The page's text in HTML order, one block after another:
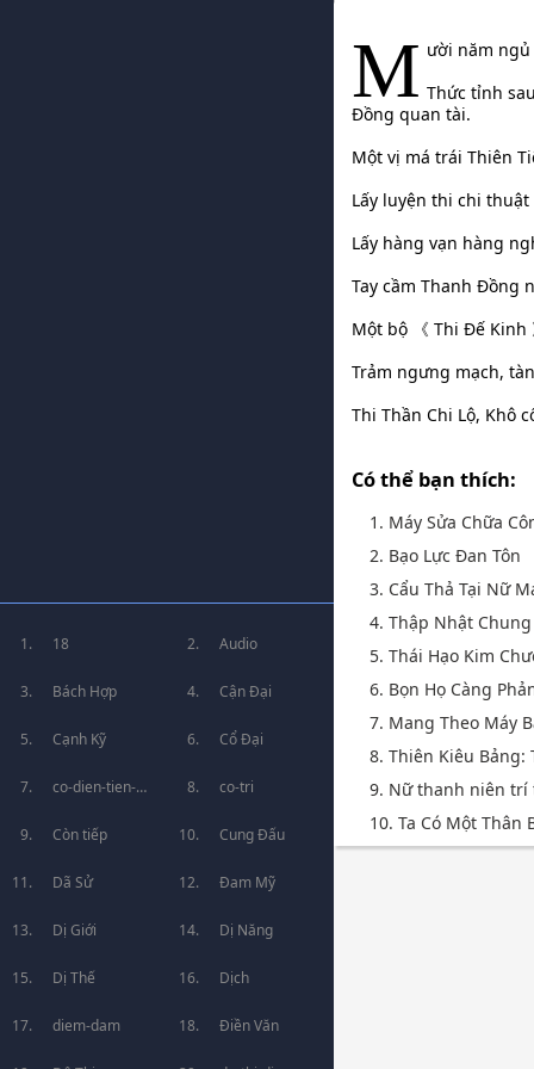
18 Audio
Bách Hợp Cận Đại
Cạnh Kỹ Cổ Đại
co-dien-tien-
hiep
co-tri
Còn tiếp Cung Đấu
Dã Sử Đam Mỹ
Dị Giới Dị Năng
Dị Thế Dịch
diem-dam Điền Văn
M ười năm
Thức tỉnh
Đồng quan tài.
Một vị má trái Thiên
Lấy luyện thi chi
Lấy hàng vạn hàng
Tay cầm Thanh Đồng
Một bộ 《 Thi Đế Kinh
Trảm ngưng mạch,
Thi Thần Chi Lộ, Khô
Có thể bạn thích:
1. Máy Sửa Chữa
2. Bạo Lực Đan Tôn
3. Cẩu Thả Tại Nữ
4. Thập Nhật Chung
5. Thái Hạo Kim
6. Bọn Họ Càng
7. Mang Theo Máy
8. Thiên Kiêu Bảng:
9. Nữ thanh niên trí
10. Ta Có Một Thân